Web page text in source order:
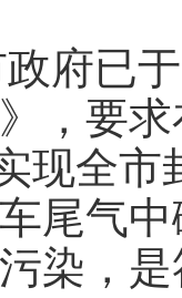
已于6
，要
现全市
尾气
染，